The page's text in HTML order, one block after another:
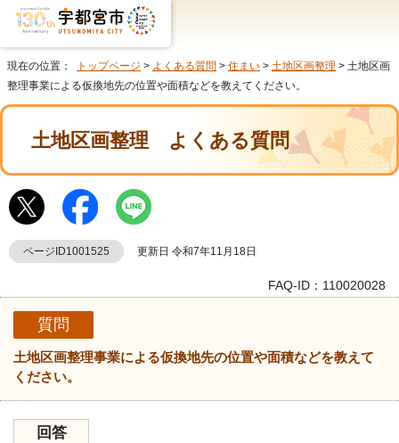
現在の位置： トップページ > よくある質問 > 住まい > 土地区画整理 > 土地区画
整理事業による仮換地先の位置や面積などを教えてください。
土地区画整理 よくある質問
ページID1001525 更新日 令和7年11月18日
FAQ-ID：110020028
質問
土地区画整理事業による仮換地先の位置や面積などを教えて
ください。
回答